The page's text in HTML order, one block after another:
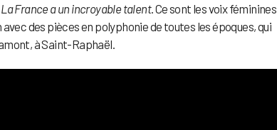
La France a un incroyable talent. Ce sont les voix féminines
des pièces en polyphonie de toutes les époques, qui
à Saint-Raphaël.